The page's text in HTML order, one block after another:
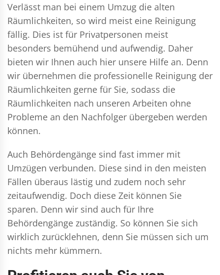
Verlässt man bei einem Umzug die alten
Räumlichkeiten, so wird meist eine Reinigung
fällig. Dies ist für Privatpersonen meist
besonders bemühend und aufwendig. Daher
bieten wir Ihnen auch hier unsere Hilfe an. Denn
wir übernehmen die professionelle Reinigung der
Räumlichkeiten gerne für Sie, sodass die
Räumlichkeiten nach unseren Arbeiten ohne
Probleme an den Nachfolger übergeben werden
können.
Auch Behördengänge sind fast immer mit
Umzügen verbunden. Diese sind in den meisten
Fällen überaus lästig und zudem noch sehr
zeitaufwendig. Doch diese Zeit können Sie
sparen. Denn wir sind auch für Ihre
Behördengänge zuständig. So können Sie sich
wirklich zurücklehnen, denn Sie müssen sich um
nichts mehr kümmern.